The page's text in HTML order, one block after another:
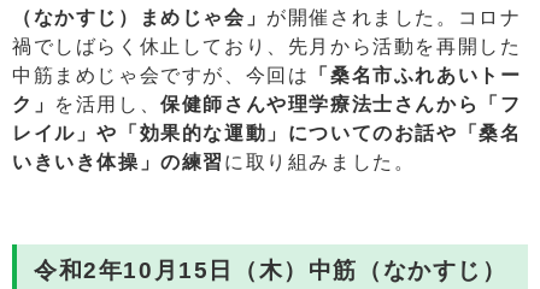
（なかすじ）まめじゃ会」 が開催されました。コロナ
禍でしばらく休止しており、先月から活動を再開した
中筋まめじゃ会ですが、今回は
「桑名市ふれあいトー
ク」
を活用し、保健師さんや理学療法士さんから「フ
レイル」や「効果的な運動」についてのお話や「桑名
いきいき体操」の練習 に取り組みました。
令和2年10月15日（木）中筋（なかすじ）